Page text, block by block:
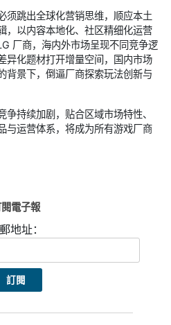
须跳出全球化营销思维，顺应本土
，以内容本地化、社区精细化运营
厂商，海内外市场呈现不同竞争逻
异化题材打开增量空间，国内市场
背景下，倒逼厂商探索玩法创新与
持续加剧，贴合区域市场特性、
与运营体系，将成为所有游戏厂商
電子報
地址：